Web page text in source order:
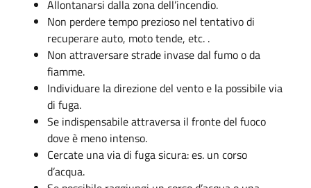
Allontanarsi dalla zona dell’incendio.
Non perdere tempo prezioso nel tentativo di
recuperare auto, moto tende, etc. .
Non attraversare strade invase dal fumo o da
fiamme.
Individuare la direzione del vento e la possibile via
di fuga.
Se indispensabile attraversa il fronte del fuoco
dove è meno intenso.
Cercate una via di fuga sicura: es. un corso
d’acqua.